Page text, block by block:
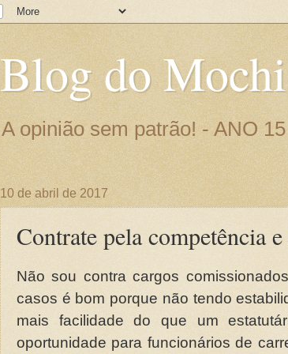
Blog do Mochi
A opinião sem patrão! - ANO
10 de abril de 2017
Contrate pela competência
Não sou contra cargos
casos é bom porque não tendo
mais facilidade do que um
oportunidade para funcionários de